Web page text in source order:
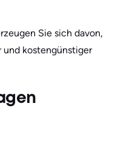
Sie sich davon,
und kostengünstiger